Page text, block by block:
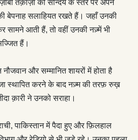
तक़ाज़ों को सौन्दर्य के स्तर पर अपने
बेपनाह सलाहियत रखते हैं। जहाँ उनकी
आती हैं, तो वहीं उनकी नज़्में भी
हैं।
और सम्मानित शायरों में होता है
स्थापित करने के बाद नज़्म की तरफ़ रुख़
क़ारी ने उनको सराहा।
पाकिस्तान में पैदा हुए और फ़िलहाल